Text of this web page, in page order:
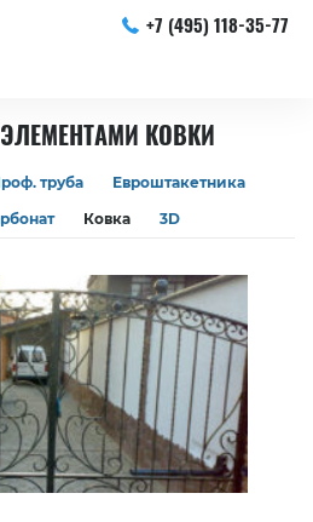
+7 (495) 118-35-77
КОВКИ
труба
Евроштакетника
Ковка 3D